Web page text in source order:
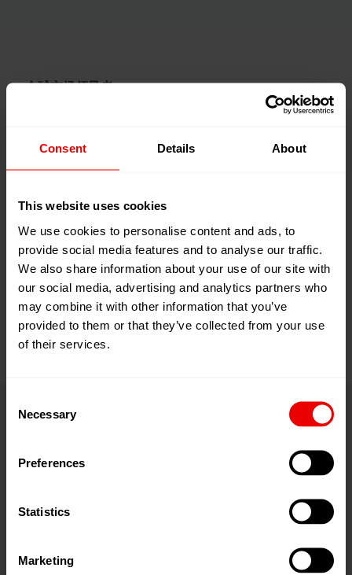
Consent Details About
This website uses cookies
We use cookies to personalise content and ads, to
provide social media features and to analyse our traffic.
We also share information about your use of our site with
our social media, advertising and analytics partners who
may combine it with other information that you’ve
provided to them or that they’ve collected from your use
of their services.
Selection
Necessary
Preferences
Statistics
Marketing
的长丝纺丝系统、加弹机、BCF系统、短纤纺丝和非织
研究和开发是由能源效率和可持续技术所驱动。我们
的产品范围包括连续缩聚系统、挤出生产线及其关键
部件。我们提供整个生产流程，从单体一直到加弹
聚合物加工
基础。熔体是由我们高效和高质量的连续缩聚设备或
聚酯。